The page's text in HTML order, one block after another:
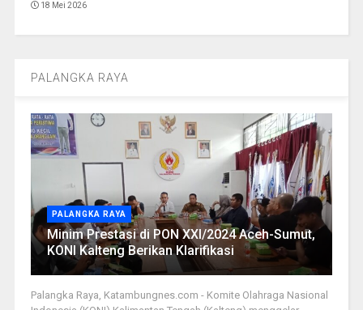
18 Mei 2026
PALANGKA RAYA
PALANGKA RAYA
Minim Prestasi di PON XXI/2024 Aceh-Sumut,
KONI Kalteng Berikan Klarifikasi
Palangka Raya, Katambungnes.com - Komite Olahraga Nasional